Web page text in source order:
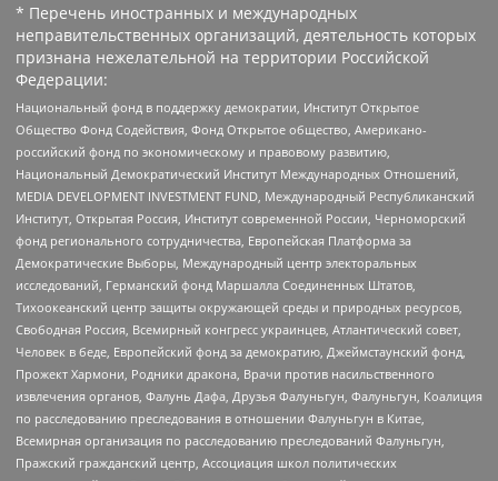
* Перечень иностранных и международных
неправительственных организаций, деятельность которых
признана нежелательной на территории Российской
Федерации:
Национальный фонд в поддержку демократии, Институт Открытое
Общество Фонд Содействия, Фонд Открытое общество, Американо-
российский фонд по экономическому и правовому развитию,
Национальный Демократический Институт Международных Отношений,
MEDIA DEVELOPMENT INVESTMENT FUND, Международный Республиканский
Институт, Открытая Россия, Институт современной России, Черноморский
фонд регионального сотрудничества, Европейская Платформа за
Демократические Выборы, Международный центр электоральных
исследований, Германский фонд Маршалла Соединенных Штатов,
Тихоокеанский центр защиты окружающей среды и природных ресурсов,
Свободная Россия, Всемирный конгресс украинцев, Атлантический совет,
Человек в беде, Европейский фонд за демократию, Джеймстаунский фонд,
Прожект Хармони, Родники дракона, Врачи против насильственного
извлечения органов, Фалунь Дафа, Друзья Фалуньгун, Фалуньгун, Коалиция
по расследованию преследования в отношении Фалуньгун в Китае,
Всемирная организация по расследованию преследований Фалуньгун,
Пражский гражданский центр, Ассоциация школ политических